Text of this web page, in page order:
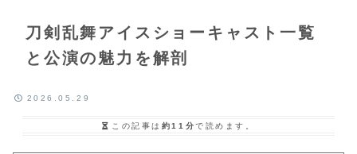
刀剣乱舞アイスショーキャスト一覧
と公演の魅力を解剖
2026.05.29
この記事は 約11分で読めます。